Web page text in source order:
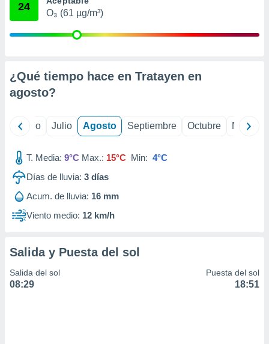
publicidad
1199
24
O₃ (61 µg/m³)
¿Qué tiempo hace en Tratayen en
agosto?
Junio Julio Agosto Septiembre Octubre
T. Media: 9°C Max.: 15°C Min: 4°C
Días de lluvia: 3 días
Acum. de lluvia: 16 mm
Viento medio: 12 km/h
Salida y Puesta del sol
Salida del sol
08:29
Puesta del sol
18:51